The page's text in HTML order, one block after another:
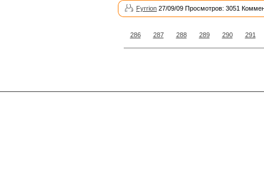
Fyrrion 27/09/09 Просмотров: 3051
286 287 288 289 290 291